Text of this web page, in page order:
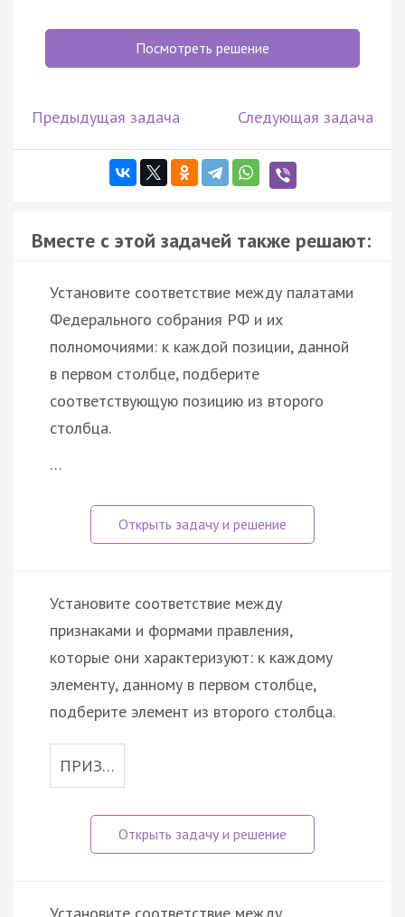
Посмотреть решение
Предыдущая задача Следующая задача
Вместе с этой задачей также решают:
Установите соответствие между палатами
Федерального собрания РФ и их
полномочиями: к каждой позиции, данной
в первом столбце, подберите
соответствующую позицию из второго
столбца.
…
Установите соответствие между
признаками и формами правления,
которые они характеризуют: к каждому
элементу, данному в первом столбце,
подберите элемент из второго столбца.
ПРИЗ…
Установите соответствие между